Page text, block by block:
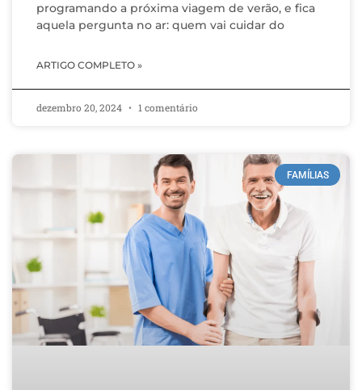
programando a próxima viagem de verão, e fica
aquela pergunta no ar: quem vai cuidar do
ARTIGO COMPLETO »
dezembro 20, 2024 1 comentário
FAMÍLIAS